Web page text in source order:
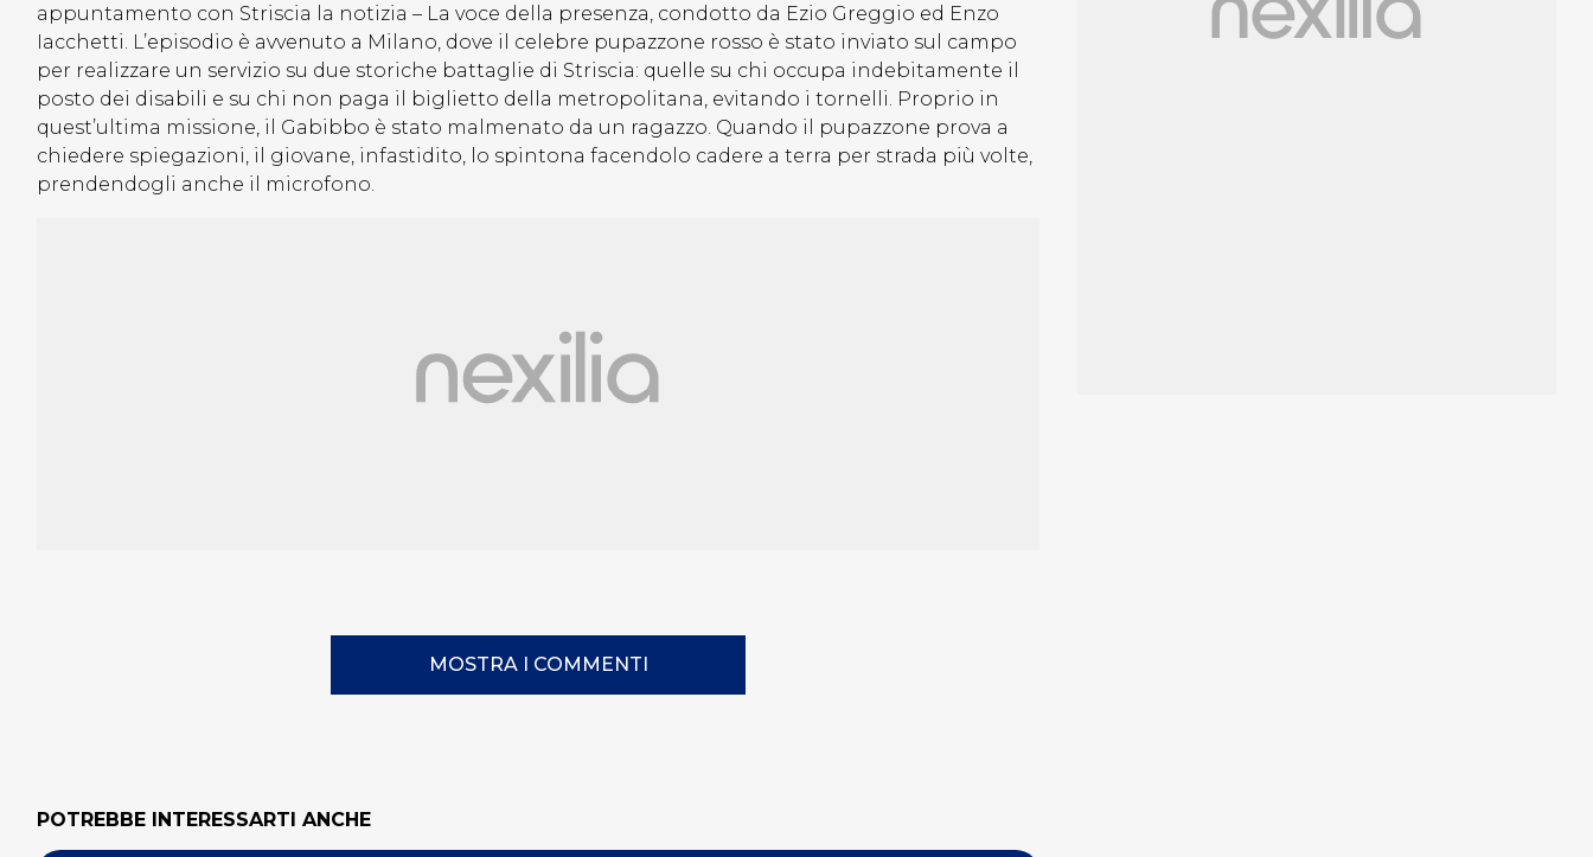
appuntamento con Striscia la notizia – La voce della presenza, condotto da Ezio Greggio ed Enzo
Iacchetti. L’episodio è avvenuto a Milano, dove il celebre pupazzone rosso è stato inviato sul campo
per realizzare un servizio su due storiche battaglie di Striscia: quelle su chi occupa indebitamente il
posto dei disabili e su chi non paga il biglietto della metropolitana, evitando i tornelli. Proprio in
quest’ultima missione, il Gabibbo è stato malmenato da un ragazzo. Quando il pupazzone prova a
chiedere spiegazioni, il giovane, infastidito, lo spintona facendolo cadere a terra per strada più volte,
prendendogli anche il microfono.
MOSTRA I COMMENTI
POTREBBE INTERESSARTI ANCHE